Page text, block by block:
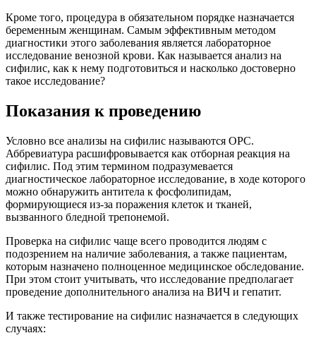
Кроме того, процедура в обязательном порядке назначается
беременным женщинам. Самым эффективным методом
диагностики этого заболевания является лабораторное
исследование венозной крови. Как называется анализ на
сифилис, как к нему подготовиться и насколько достоверно
такое исследование?
Показания к проведению
Условно все анализы на сифилис называются ОРС.
Аббревиатура расшифровывается как отборная реакция на
сифилис. Под этим термином подразумевается
диагностическое лабораторное исследование, в ходе которого
можно обнаружить антитела к фосфолипидам,
формирующиеся из-за поражения клеток и тканей,
вызванного бледной трепонемой.
Проверка на сифилис чаще всего проводится людям с
подозрением на наличие заболевания, а также пациентам,
которым назначено полноценное медицинское обследование.
При этом стоит учитывать, что исследование предполагает
проведение дополнительного анализа на ВИЧ и гепатит.
И также тестирование на сифилис назначается в следующих
случаях: